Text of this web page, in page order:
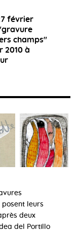
février
champs"
2010 à
leurs
deux
del Portillo